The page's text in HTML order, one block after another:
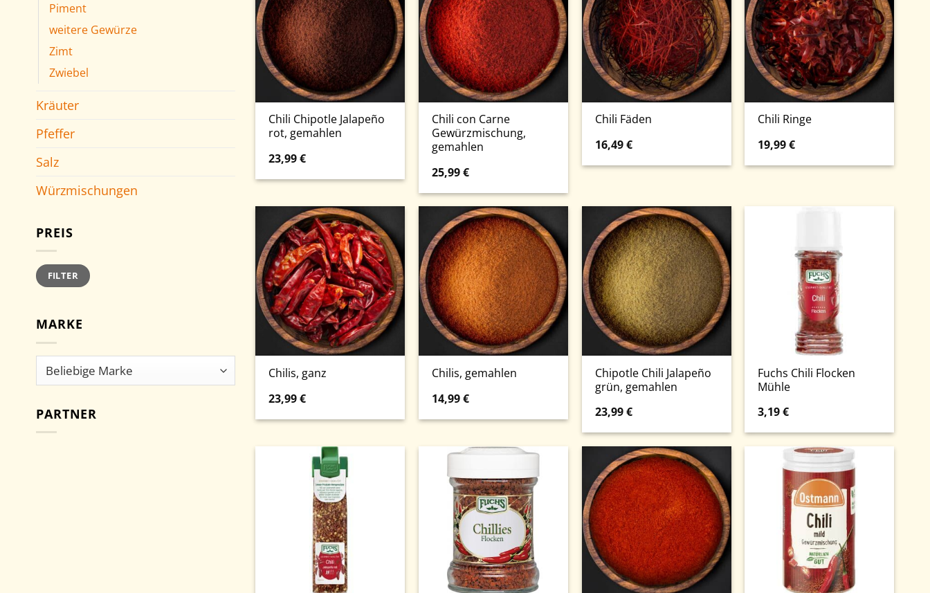
Piment
weitere Gewürze
Zimt
Zwiebel
Kräuter
Pfeffer
Salz
Würzmischungen
PREIS
Min.
Preis
Max.
PreisFILTER
MARKE
PARTNER
Chili Chipotle Jalapeño
rot, gemahlen
23,99€
Chili con Carne
Gewürzmischung,
gemahlen
25,99€
Chili Fäden
16,49€
Chili Ringe
19,99€
Chilis, ganz
23,99€
Chilis, gemahlen
14,99€
Chipotle Chili Jalapeño
grün, gemahlen
23,99€
Fuchs Chili Flocken
Mühle
3,19€